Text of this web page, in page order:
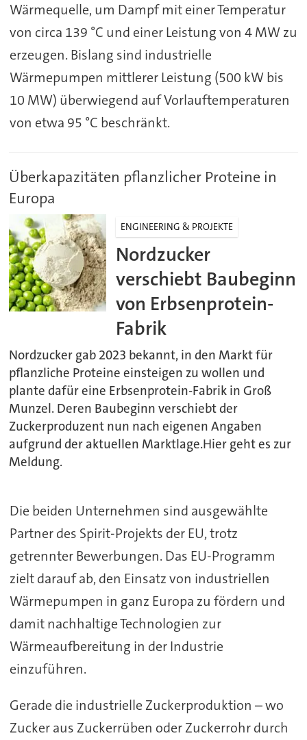
Wärmequelle, um Dampf mit einer Temperatur
von circa 139 °C und einer Leistung von 4 MW zu
erzeugen. Bislang sind industrielle
Wärmepumpen mittlerer Leistung (500 kW bis
10 MW) überwiegend auf Vorlauftemperaturen
von etwa 95 °C beschränkt.
Überkapazitäten pflanzlicher Proteine in
Europa
ENGINEERING & PROJEKTE
Nordzucker
verschiebt Baubeginn
von Erbsenprotein-
Fabrik
Nordzucker gab 2023 bekannt, in den Markt für
pflanzliche Proteine einsteigen zu wollen und
plante dafür eine Erbsenprotein-Fabrik in Groß
Munzel. Deren Baubeginn verschiebt der
Zuckerproduzent nun nach eigenen Angaben
aufgrund der aktuellen Marktlage.Hier geht es zur
Meldung.
Die beiden Unternehmen sind ausgewählte
Partner des Spirit-Projekts der EU, trotz
getrennter Bewerbungen. Das EU-Programm
zielt darauf ab, den Einsatz von industriellen
Wärmepumpen in ganz Europa zu fördern und
damit nachhaltige Technologien zur
Wärmeaufbereitung in der Industrie
einzuführen.
Gerade die industrielle Zuckerproduktion – wo
Zucker aus Zuckerrüben oder Zuckerrohr durch